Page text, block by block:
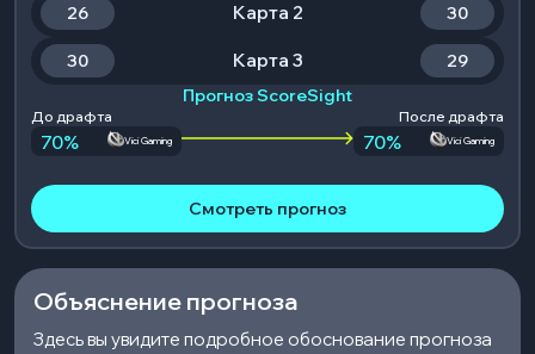
26 Карта 2 30
30 Карта 3
29
Прогноз ScoreSight
До драфта После драфта
70% Vici Gaming 70% Vici Gaming
Смотреть прогноз
Объяснение прогноза
Здесь вы увидите подробное обоснование прогноза